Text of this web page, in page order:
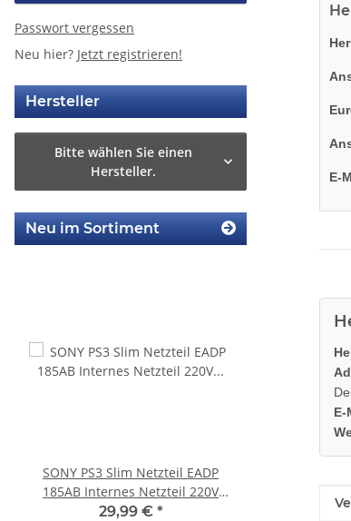
E-
E-
Passwort vergessen
Neu hier? Jetzt registrieren!
Hersteller
Bitte wählen Sie einen
Hersteller.
Neu im Sortiment
SONY PS3 Slim Netzteil EADP
185AB Internes Netzteil 220V
gerbaucht
29,99 € *